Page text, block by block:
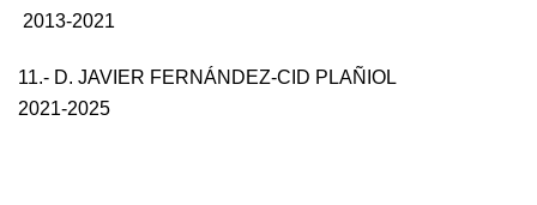
2013-2021
11.- D. JAVIER FERNÁNDEZ-CID PLAÑIOL
2021-2025